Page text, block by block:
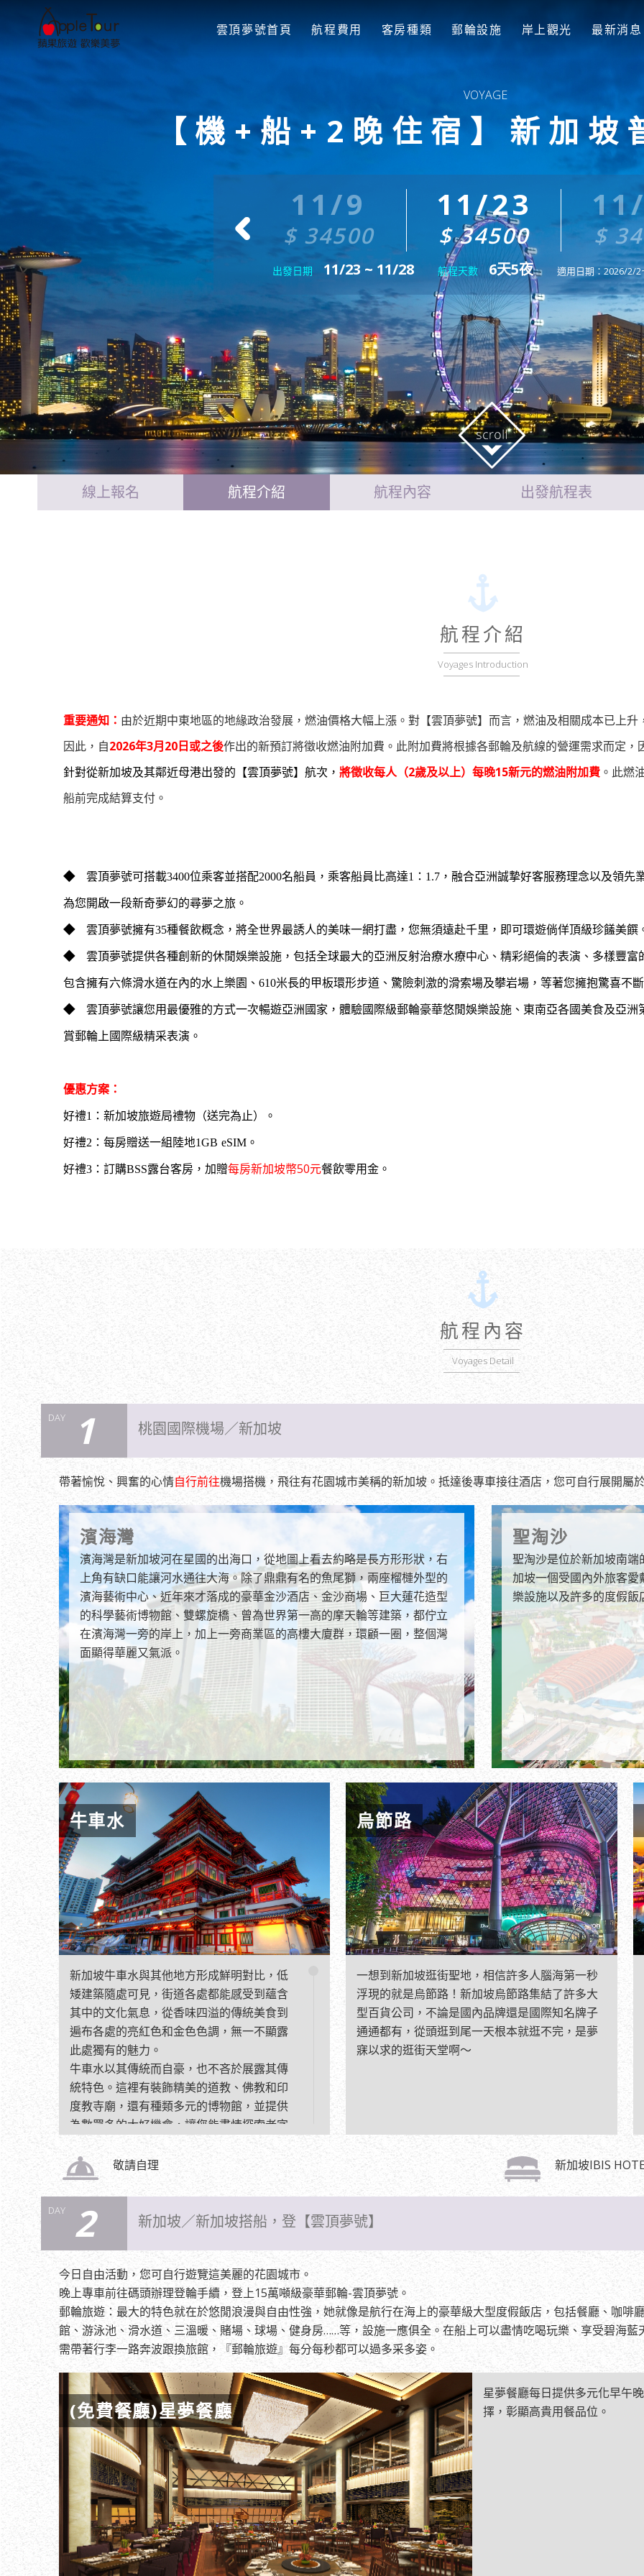
雲頂夢號首頁 航程費用 客房種類 郵輪設施 岸上觀光 最新消息
【機+船+2晚住宿】新加
12 10/26
$ 34500
11/9
$ 34500
11/23
$ 34500 $
出發日期 11/23 ~ 11/28 航程天數 6天5夜 適用日期：2026/2/
線上報名 航程介紹 航程內容 出發航程表
航程介紹
Voyages Introduction
重要通知： 由於近期中東地區的地緣政治發展，燃油價格大幅上漲。對【雲頂夢號】而言，燃油及相關成本已上升
因此，自2026年3月20日或之後作出的新預訂將徵收燃油附加費。此附加費將根據各郵輪及航線的營運需求而定
針對從新加坡及其鄰近母港出發的【雲頂夢號】航次， 將徵收每人（2歲及以上）每晚15新元的燃油附加費。此燃
船前完成結算支付。
◆ 雲頂夢號可搭載3400位乘客並搭配2000名船員，乘客船員比高達1：1.7，融合亞洲誠摯好客服務理念以及領
為您開啟一段新奇夢幻的尋夢之旅。
◆ 雲頂夢號擁有35種餐飲概念，將全世界最誘人的美味一網打盡，您無須遠赴千里，即可環遊倘佯頂級珍饈美饌
◆ 雲頂夢號提供各種創新的休閒娛樂設施，包括全球最大的亞洲反射治療水療中心、精彩絕倫的表演、多樣豐
包含擁有六條滑水道在內的水上樂園、610米長的甲板環形步道、驚險刺激的滑索場及攀岩場，等著您擁抱驚喜不
◆ 雲頂夢號讓您用最優雅的方式一次暢遊亞洲國家，體驗國際級郵輪豪華悠閒娛樂設施、東南亞各國美食及亞
賞郵輪上國際級精采表演。
優惠方案：
好禮1：新加坡旅遊局禮物（送完為止）。
好禮2：每房贈送一組陸地1GB eSIM。
好禮3： 訂購BSS露台客房，加贈每房新加坡幣50元餐飲零用金。
航程內容
Voyages Detail
DAY 1 桃園國際機場／新加坡
帶著愉悅、興奮的心情自行前往機場搭機，飛往有花園城市美稱的新加坡。抵達後專車接往酒店，您可自行展開屬
濱海灣
濱海灣是新加坡河在星國的出海口，從地圖上看去約略是長方形形狀，右
上角有缺口能讓河水通往大海。除了鼎鼎有名的魚尾獅，兩座榴槤外型的
濱海藝術中心、近年來才落成的豪華金沙酒店、金沙商場、巨大蓮花造型
的科學藝術博物館、雙螺旋橋、曾為世界第一高的摩天輪等建築，都佇立
在濱海灣一旁的岸上，加上一旁商業區的高樓大廈群，環顧一圈，整個灣
面顯得華麗又氣派。
聖淘沙
聖淘沙是位於新加坡南
加坡一個受國內外旅客
樂設施以及許多的度假
牛車水
新加坡牛車水與其他地方形成鮮明對比，低
矮建築隨處可見，街道各處都能感受到蘊含
其中的文化氣息，從香味四溢的傳統美食到
遍布各處的亮紅色和金色色調，無一不顯露
此處獨有的魅力。
牛車水以其傳統而自豪，也不吝於展露其傳
統特色。這裡有裝飾精美的道教、佛教和印
度教寺廟，還有種類多元的博物館，並提供
為數眾多的大好機會，讓您能盡情探索老字
號店鋪比鄰錯落的大街小巷。
烏節路
一想到新加坡逛街聖地，相信許多人腦海第一秒
浮現的就是烏節路！新加坡烏節路集結了許多大
型百貨公司，不論是國內品牌還是國際知名牌子
通通都有，從頭逛到尾一天根本就逛不完，是夢
寐以求的逛街天堂啊～
敬請自理 新加坡IBIS
DAY 2 新加坡／新加坡搭船，登【雲頂夢號】
今日自由活動，您可自行遊覽這美麗的花園城市。
晚上專車前往碼頭辦理登輪手續，登上15萬噸級豪華郵輪-雲頂夢號。
郵輪旅遊：最大的特色就在於悠閒浪漫與自由性強，她就像是航行在海上的豪華級大型度假飯店，包括餐廳、咖啡
館、游泳池、滑水道、三溫暖、賭場、球場、健身房……等，設施一應俱全。在船上可以盡情吃喝玩樂、享受碧海
需帶著行李一路奔波跟換旅館，『郵輪旅遊』每分每秒都可以過多采多姿。
(免費餐廳)星夢餐廳
星夢餐廳每日提供多元化早午
擇，彰顯高貴用餐品位。